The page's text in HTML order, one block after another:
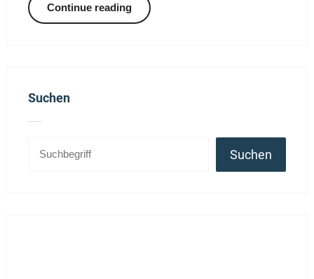
Continue reading
Suchen
Suchen